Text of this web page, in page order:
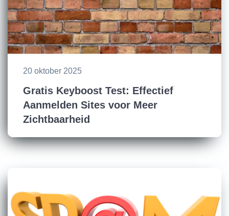
20 oktober 2025
Gratis Keyboost Test: Effectief
Aanmelden Sites voor Meer
Zichtbaarheid